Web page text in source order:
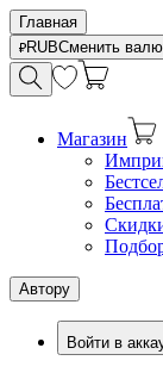
Главная
RUBСменить
Магазин
Автору
Войти в